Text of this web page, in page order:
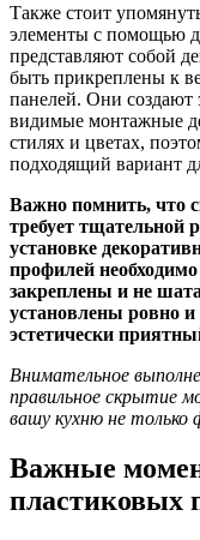
Также стоит
элементы с помощью
представляют собой
быть прикреплены к
панелей. Они создают
видимые монтажные
стилях и цветах,
подходящий вариант
Важно помнить, что
требует тщательной
установке
профилей
закреплены и не
установлены ровно
эстетически
Внимательное
правильное скрытие
вашу кухню не только
Важные
пластиковых